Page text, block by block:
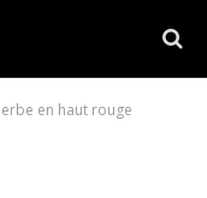
en haut rouge